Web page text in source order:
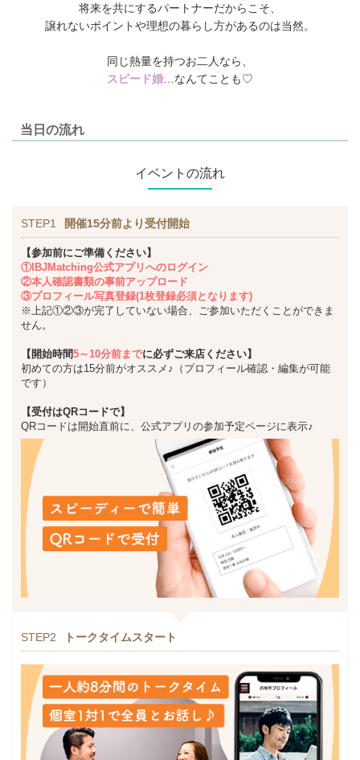
将来を共にするパートナーだからこそ、
譲れないポイントや理想の暮らし方があるのは当然。
同じ熱量を持つお二人なら、
スピード婚 …なんてことも♡
当日の流れ
イベントの流れ
STEP1 開催15分前より受付開始
【参加前にご準備ください】
①IBJMatching公式アプリへのログイン
②本人確認書類の事前アップロード
③プロフィール写真登録(1枚登録必須となります)
※上記①②③が完了していない場合、ご参加いただくことができま
せん。
【開始時間5～10分前までに必ずご来店ください】
初めての方は15分前がオススメ♪（プロフィール確認・編集が可能
です）
【受付はQRコードで】
QRコードは開始直前に、公式アプリの参加予定ページに表示♪
STEP2 トークタイムスタート